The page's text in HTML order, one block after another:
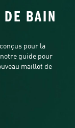
DE BAIN
pour la
guide pour
maillot de